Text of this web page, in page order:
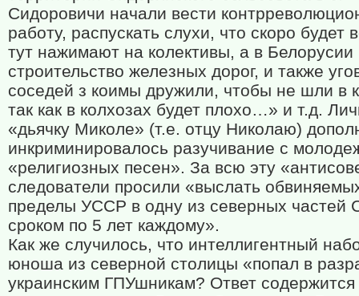
Сидоровичи начали вести
работу, распускать слухи, что скоро будет
тут нажимают на колективы, а в Белорусии
строительство железных дорог, и также
соседей з коимы дружили, чтобы не шли в
так как в колхозах будет плохо…» и т.д.
«дьячку Миколе» (т.е. отцу Николаю)
инкриминировалось разучивание с
«религиозных песен». За всю эту
следователи просили «выслать
пределы УССР в одну из северных частей
сроком по 5 лет каждому».
Как же случилось, что интеллигентный
юноша из северной столицы «попал в
украинским ГПУшникам? Ответ содержится